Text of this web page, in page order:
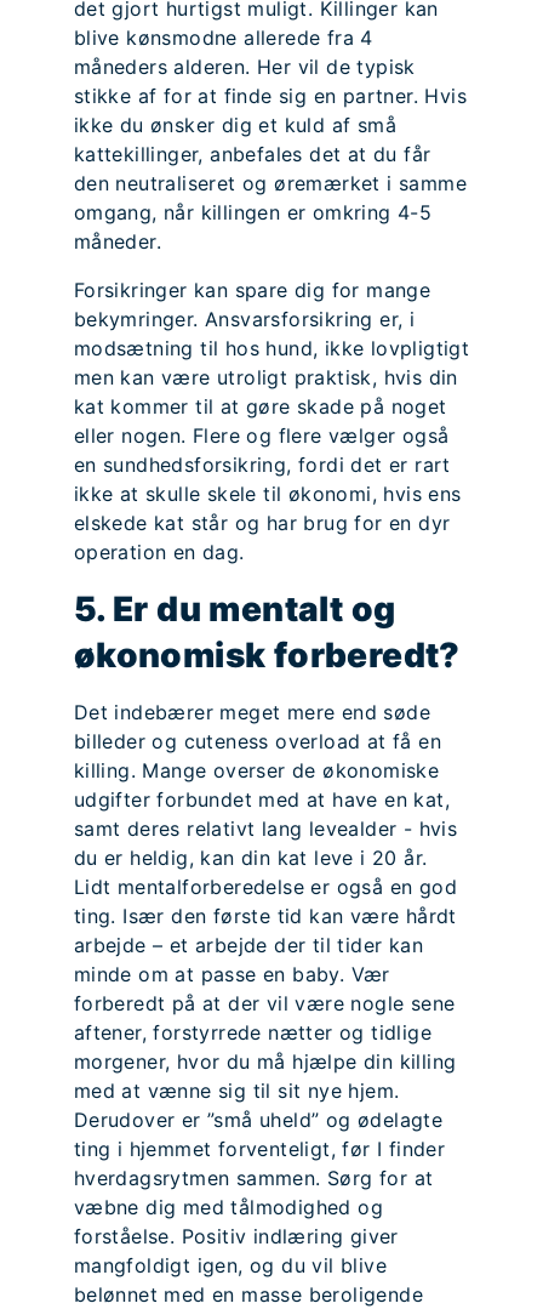
det gjort hurtigst muligt. Killinger kan
blive kønsmodne allerede fra 4
måneders alderen. Her vil de typisk
stikke af for at finde sig en partner. Hvis
ikke du ønsker dig et kuld af små
kattekillinger, anbefales det at du får
den neutraliseret og øremærket i samme
omgang, når killingen er omkring 4-5
måneder.
Forsikringer kan spare dig for mange
bekymringer. Ansvarsforsikring er, i
modsætning til hos hund, ikke lovpligtigt
men kan være utroligt praktisk, hvis din
kat kommer til at gøre skade på noget
eller nogen. Flere og flere vælger også
en sundhedsforsikring, fordi det er rart
ikke at skulle skele til økonomi, hvis ens
elskede kat står og har brug for en dyr
operation en dag.
5. Er du mentalt og
økonomisk forberedt?
Det indebærer meget mere end søde
billeder og cuteness overload at få en
killing. Mange overser de økonomiske
udgifter forbundet med at have en kat,
samt deres relativt lang levealder - hvis
du er heldig, kan din kat leve i 20 år.
Lidt mentalforberedelse er også en god
ting. Især den første tid kan være hårdt
arbejde – et arbejde der til tider kan
minde om at passe en baby. Vær
forberedt på at der vil være nogle sene
aftener, forstyrrede nætter og tidlige
morgener, hvor du må hjælpe din killing
med at vænne sig til sit nye hjem.
Derudover er ”små uheld” og ødelagte
ting i hjemmet forventeligt, før I finder
hverdagsrytmen sammen. Sørg for at
væbne dig med tålmodighed og
forståelse. Positiv indlæring giver
mangfoldigt igen, og du vil blive
belønnet med en masse beroligende